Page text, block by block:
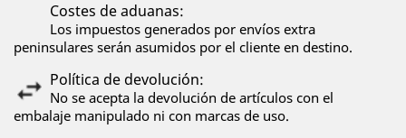
Costes de aduanas:
Los impuestos generados por envíos extra
peninsulares serán asumidos por el cliente en destino.
Política de devolución:
No se acepta la devolución de artículos con el
embalaje manipulado ni con marcas de uso.